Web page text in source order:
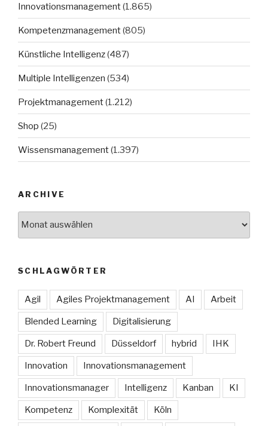
Innovationsmanagement(1.865)
Kompetenzmanagement(805)
Künstliche Intelligenz(487)
Multiple Intelligenzen (534)
Projektmanagement(1.212)
Shop (25)
Wissensmanagement(1.397)
ARCHIVE
SCHLAGWÖRTER
Agil Agiles Projektmanagement AI Arbeit
Blended Learning Digitalisierung
Dr. Robert Freund Düsseldorf hybrid IHK
Innovation Innovationsmanagement
Innovationsmanager Intelligenz Kanban KI
Kompetenz Komplexität Köln